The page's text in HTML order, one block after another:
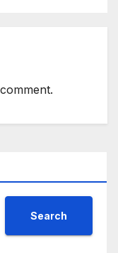
Search